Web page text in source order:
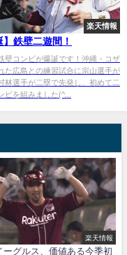
楽天情報
】鉄壁二遊間！
壁コンビが爆誕です！沖縄・コザ
た広島との練習試合に宗山選手が
林選手が二塁で先発し、初めて二
ビを組みました(^...
楽天情報
ーグルス、価値ある今季初